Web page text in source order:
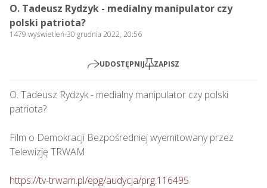
Play
O. Tadeusz Rydzyk - medialny manipulator czy
polski patriota?
1479 wyświetleń-30 grudnia 2022, 20:56
UDOSTĘPNIJ ZAPISZ
O. Tadeusz Rydzyk - medialny manipulator czy polski
patriota?
Film o Demokracji Bezpośredniej wyemitowany przez
Telewizję TRWAM
https://tv-trwam.pl/epg/audycja/prg.116495